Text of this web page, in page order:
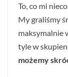
To, co mi
My graliśmy
maksymalnie
tyle w
możemy